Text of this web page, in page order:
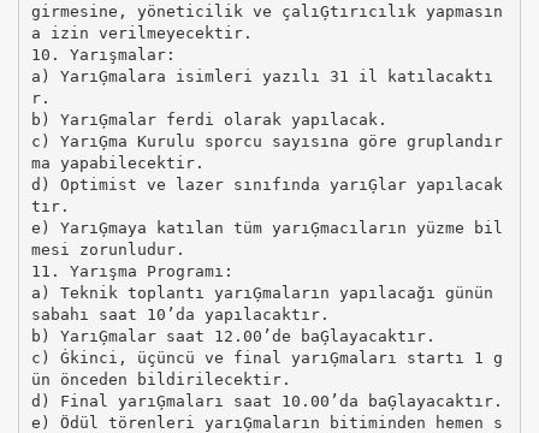
girmesine, yöneticilik ve çalıĢtırıcılık yapmasın
a izin verilmeyecektir.
10. Yarışmalar:
a) YarıĢmalara isimleri yazılı 31 il katılacaktı
r.
b) YarıĢmalar ferdi olarak yapılacak.
c) YarıĢma Kurulu sporcu sayısına göre gruplandır
ma yapabilecektir.
d) Optimist ve lazer sınıfında yarıĢlar yapılacak
tır.
e) YarıĢmaya katılan tüm yarıĢmacıların yüzme bil
mesi zorunludur.
11. Yarışma Programı:
a) Teknik toplantı yarıĢmaların yapılacağı günün
sabahı saat 10’da yapılacaktır.
b) YarıĢmalar saat 12.00’de baĢlayacaktır.
c) Ġkinci, üçüncü ve final yarıĢmaları startı 1 g
ün önceden bildirilecektir.
d) Final yarıĢmaları saat 10.00’da baĢlayacaktır.
e) Ödül törenleri yarıĢmaların bitiminden hemen s